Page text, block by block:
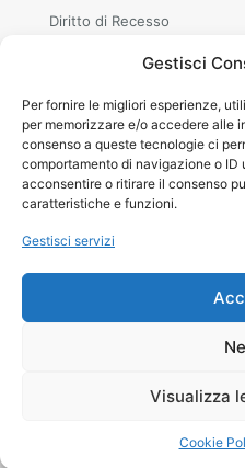
Gestisci
Per fornire le migliori esperienze,
per memorizzare e/o accedere alle
consenso a queste tecnologie ci
comportamento di navigazione o ID
acconsentire o ritirare il consenso
caratteristiche e funzioni.
Gestisci servizi
Visualizza
Cookie
Diritto di Recesso
ORARI
Mar–Sab
08.30–12.00 · 15.00–19.00
+39 380 240 8642
Muffin
Powered